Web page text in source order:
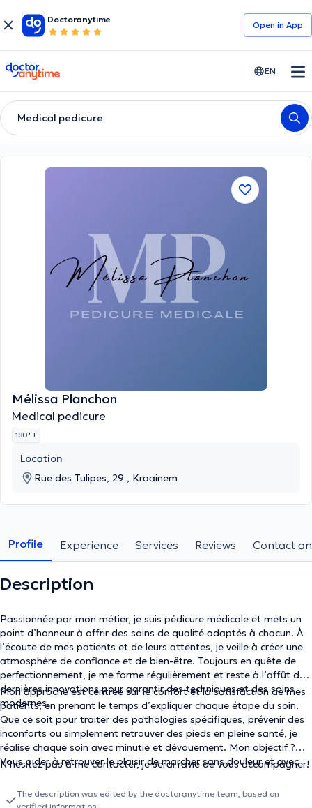
Doctoranytime
Open in Αpp
doctoranytime EN
Medical pedicure
Mélissa Planchon
Medical pedicure
180 ' +
Location
Rue des Tulipes, 29 , Kraainem
Profile Experience Services Reviews Contact
Description
Passionnée par mon métier, je suis pédicure médicale et mets un
point d’honneur à offrir des soins de qualité adaptés à chacun. À
l’écoute de mes patients et de leurs attentes, je veille à créer une
atmosphère de confiance et de bien-être. Toujours en quête de
perfectionnement, je me forme régulièrement et reste à l’affût des
dernières innovations pour garantir des techniques et des soins
modernes.
Mon approche est centrée sur le confort et la satisfaction de mes
patients, en prenant le temps d’expliquer chaque étape du soin.
Que ce soit pour traiter des pathologies spécifiques, prévenir des
inconforts ou simplement retrouver des pieds en pleine santé, je
réalise chaque soin avec minutie et dévouement. Mon objectif ?
Vous aider à retrouver le plaisir de marcher sans douleur et avec
N’hésitez pas à me contacter, je serai ravie de vous accompagner!
The description was edited by the doctoranytime team, based on